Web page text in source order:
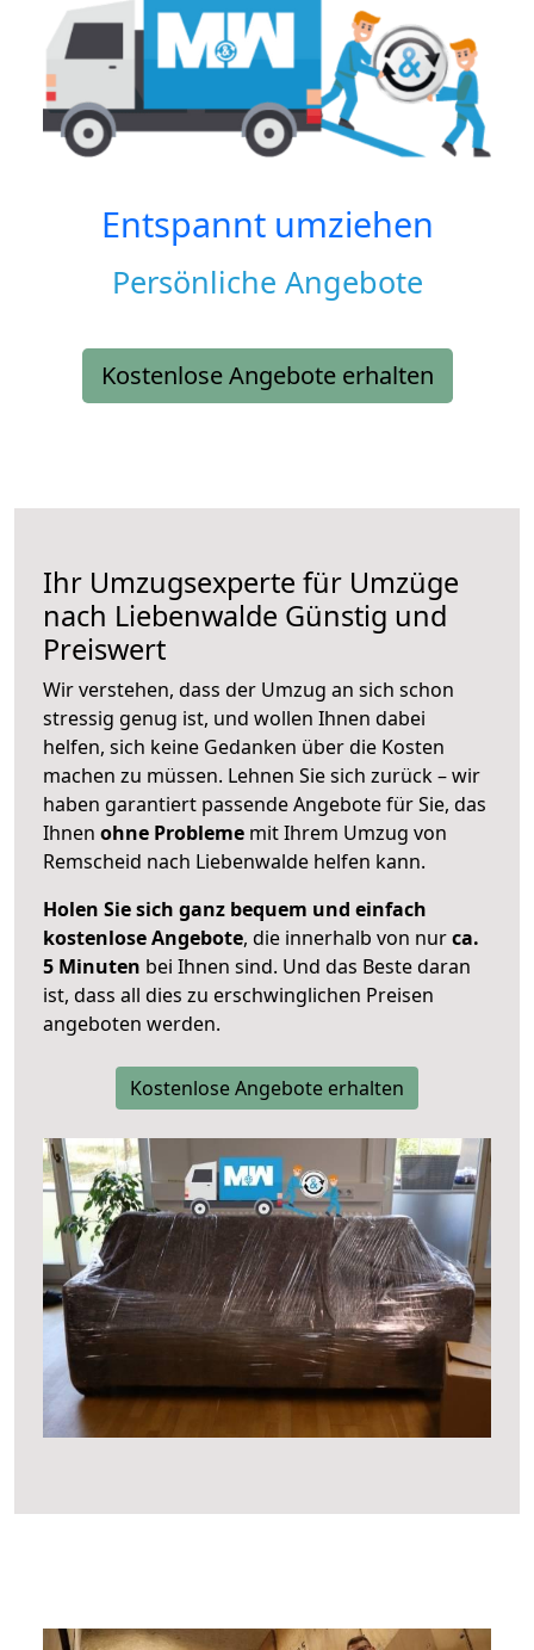
Entspannt umziehen
Persönliche Angebote
Kostenlose Angebote erhalten
Ihr Umzugsexperte für Umzüge
nach Liebenwalde Günstig und
Preiswert
Wir verstehen, dass der Umzug an sich schon
stressig genug ist, und wollen Ihnen dabei
helfen, sich keine Gedanken über die Kosten
machen zu müssen. Lehnen Sie sich zurück – wir
haben garantiert passende Angebote für Sie, das
Ihnen ohne Probleme mit Ihrem Umzug von
Remscheid nach Liebenwalde helfen kann.
Holen Sie sich ganz bequem und einfach
kostenlose Angebote, die innerhalb von nurca.
5 Minuten bei Ihnen sind. Und das Beste daran
ist, dass all dies zu erschwinglichen Preisen
angeboten werden.
Kostenlose Angebote erhalten